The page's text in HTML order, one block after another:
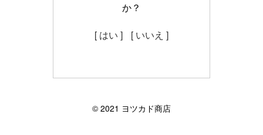
か？
[ はい ] [ いいえ ]
©︎ 2021 ヨツカド商店